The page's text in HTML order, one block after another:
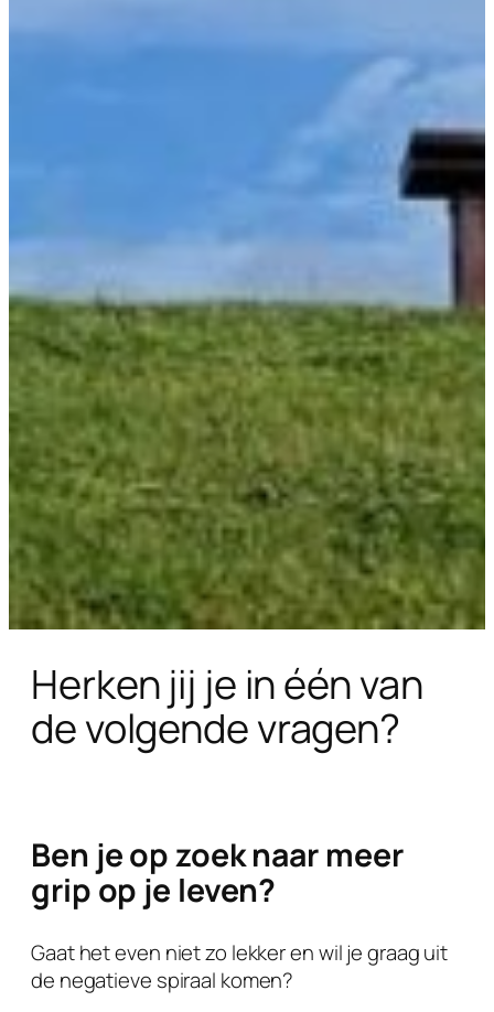
Herken jij je in één van
de volgende vragen?
Ben je op zoek naar meer
grip op je leven?
Gaat het even niet zo lekker en wil je graag uit
de negatieve spiraal komen?